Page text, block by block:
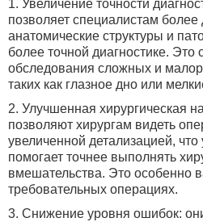
1. Увеличение точности
позволяет специалистам более
анатомические структуры и
более точной диагностике.
обследования сложных и
таких как глазное дно или
2. Улучшенная хирургическая
позволяют хирургам видеть
увеличенной детализацией,
помогает точнее выполнять
вмешательства. Это особенно
требовательных операциях.
3. Снижение уровня ошибок: